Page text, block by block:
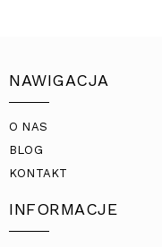
NAWIGACJA
O NAS
BLOG
KONTAKT
INFORMACJE